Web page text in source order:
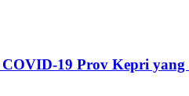
19 Prov Kepri